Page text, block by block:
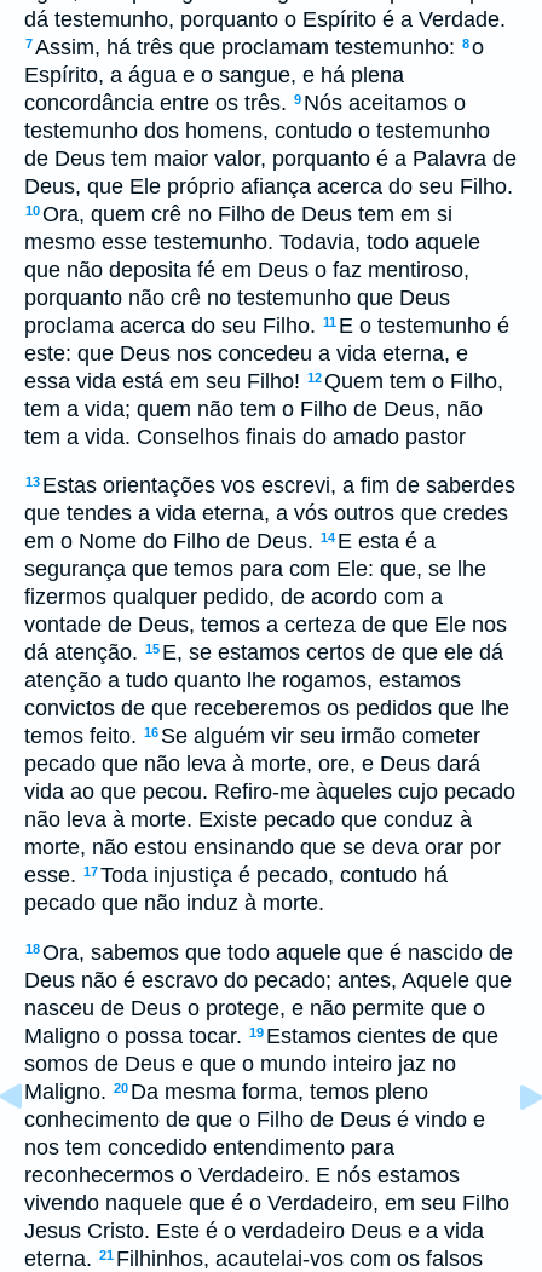
dá testemunho, porquanto o Espírito é a Verdade.
7Assim, há três que proclamam testemunho: 8o
Espírito, a água e o sangue, e há plena
concordância entre os três. 9 Nós aceitamos o
testemunho dos homens, contudo o testemunho
de Deus tem maior valor, porquanto é a Palavra de
Deus, que Ele próprio afiança acerca do seu Filho.
10Ora, quem crê no Filho de Deus tem em si
mesmo esse testemunho. Todavia, todo aquele
que não deposita fé em Deus o faz mentiroso,
porquanto não crê no testemunho que Deus
proclama acerca do seu Filho. 11 E o testemunho é
este: que Deus nos concedeu a vida eterna, e
essa vida está em seu Filho! 12Quem tem o Filho,
tem a vida; quem não tem o Filho de Deus, não
tem a vida. Conselhos finais do amado pastor
13 Estas orientações vos escrevi, a fim de saberdes
que tendes a vida eterna, a vós outros que credes
em o Nome do Filho de Deus. 14 E esta é a
segurança que temos para com Ele: que, se lhe
fizermos qualquer pedido, de acordo com a
vontade de Deus, temos a certeza de que Ele nos
dá atenção. 15 E, se estamos certos de que ele dá
atenção a tudo quanto lhe rogamos, estamos
convictos de que receberemos os pedidos que lhe
temos feito. 16 Se alguém vir seu irmão cometer
pecado que não leva à morte, ore, e Deus dará
vida ao que pecou. Refiro-me àqueles cujo pecado
não leva à morte. Existe pecado que conduz à
morte, não estou ensinando que se deva orar por
esse. 17Toda injustiça é pecado, contudo há
pecado que não induz à morte.
18Ora, sabemos que todo aquele que é nascido de
Deus não é escravo do pecado; antes, Aquele que
nasceu de Deus o protege, e não permite que o
Maligno o possa tocar. 19 Estamos cientes de que
somos de Deus e que o mundo inteiro jaz no
Maligno. 20 Da mesma forma, temos pleno
conhecimento de que o Filho de Deus é vindo e
nos tem concedido entendimento para
reconhecermos o Verdadeiro. E nós estamos
vivendo naquele que é o Verdadeiro, em seu Filho
Jesus Cristo. Este é o verdadeiro Deus e a vida
eterna. 21 Filhinhos, acautelai-vos com os falsos